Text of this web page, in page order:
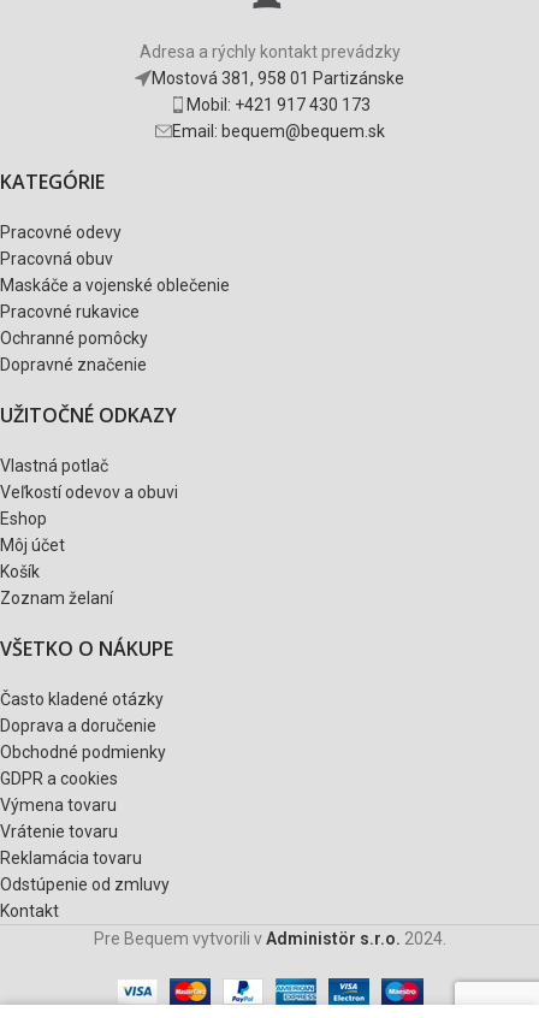
Adresa a rýchly kontakt prevádzky
Mostová 381, 958 01 Partizánske
Mobil: +421 917 430 173
Email: bequem@bequem.sk
KATEGÓRIE
Pracovné odevy
Pracovná obuv
Maskáče a vojenské oblečenie
Pracovné rukavice
Ochranné pomôcky
Dopravné značenie
UŽITOČNÉ ODKAZY
Vlastná potlač
Veľkostí odevov a obuvi
Eshop
Môj účet
Košík
Zoznam želaní
VŠETKO O NÁKUPE
Často kladené otázky
Doprava a doručenie
Obchodné podmienky
GDPR a cookies
Výmena tovaru
Vrátenie tovaru
Reklamácia tovaru
Odstúpenie od zmluvy
Kontakt
Pre Bequem vytvorili vAdministör s.r.o. 2024.